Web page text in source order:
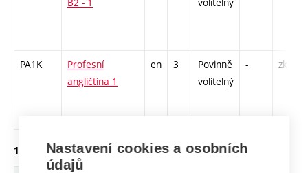
PA1K
Profesní
angličtina 1
en 3
Povinně
volitelný
- zk
1. ročník, letní semestr
Nastavení cookies a osobních
údajů